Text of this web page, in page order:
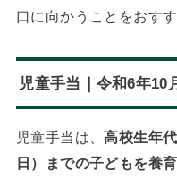
口に向かうことをおすす
児童手当｜令和6年10
児童手当は、高校生年
日）までの子どもを養